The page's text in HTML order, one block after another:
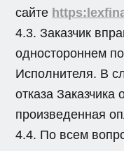
сайте
4.3. Заказчик
одностороннем
Исполнителя. В
отказа Заказчика
произведенная
4.4. По всем